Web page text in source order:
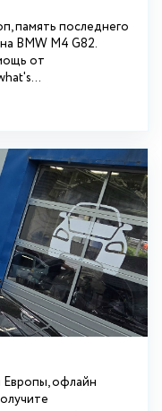
память последнего
BMW М4 G82.
от
Европы, офлайн